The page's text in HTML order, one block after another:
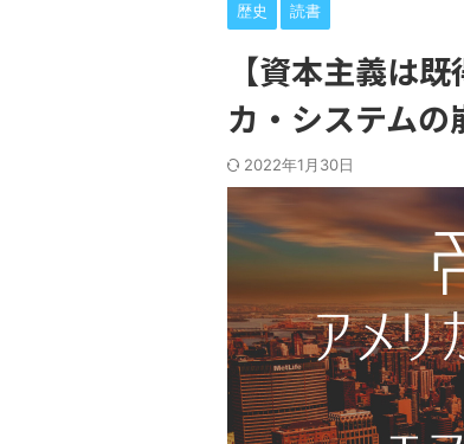
歴史 読書
【資本主義は
カ・システムの
2022年1月30日